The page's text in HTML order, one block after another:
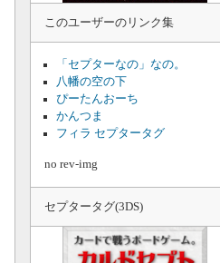
このユーザーのリンク集
「セプターなの」なの。
八幡の空の下
ぴーたんおーち
かんつま
フィラ セプタータグ
no rev-img
セプタータグ(3DS)